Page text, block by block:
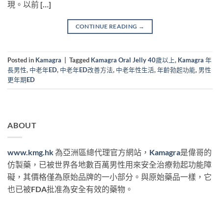
現。以前 […]
CONTINUE READING →
Posted in Kamagra Tagged Kamagra Oral Jelly 40歲以上, Kamagra 年
長男性, 中老年ED, 中老年ED改善方法, 中老年性生活,年齡勃起功能, 男性
更年期ED
ABOUT
www.kmg.hk為亞洲區總代理官方網站， Kamagra是偉哥的
仿製藥，已被世界各地數百萬男性用來安全治療勃起功能障
礙，其價格僅為原始品牌的一小部分。與原始藥品一樣，它
也已被FDA批准為安全有效的藥物。